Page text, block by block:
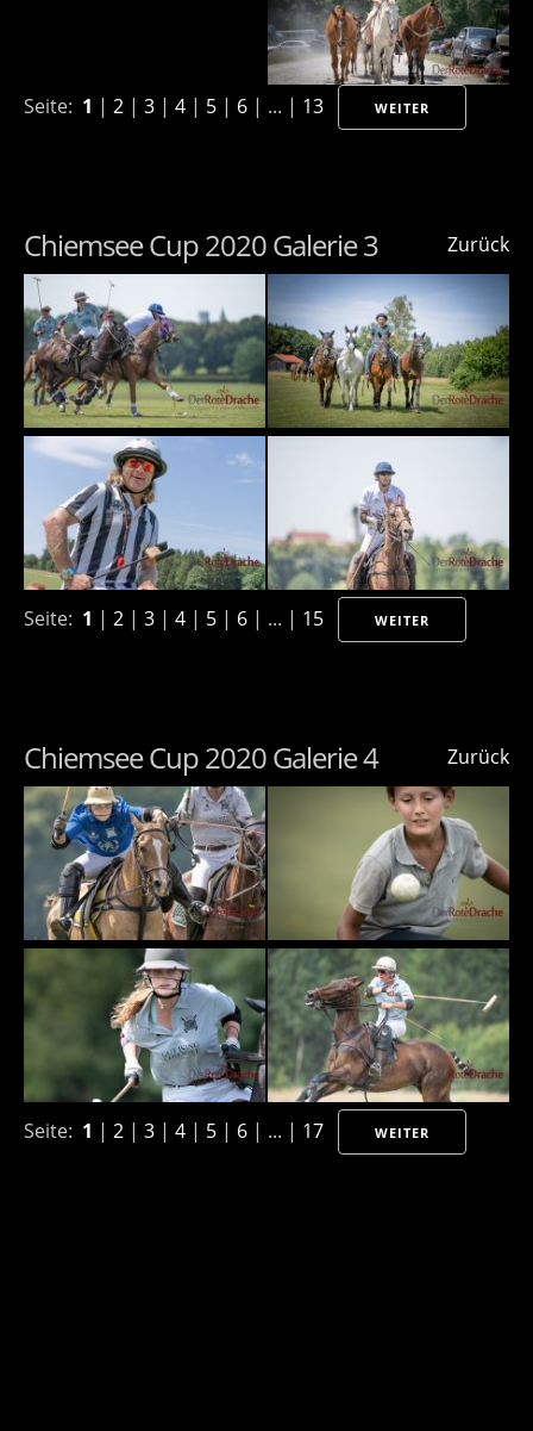
Seite: 1 | 2 | 3 | 4 | 5 | 6 | ... | 13 WEITER
Zurück
Chiemsee Cup 2020 Galerie 3
Seite: 1 | 2 | 3 | 4 | 5 | 6 | ... | 15 WEITER
Zurück
Chiemsee Cup 2020 Galerie 4
Seite: 1 | 2 | 3 | 4 | 5 | 6 | ... | 17 WEITER